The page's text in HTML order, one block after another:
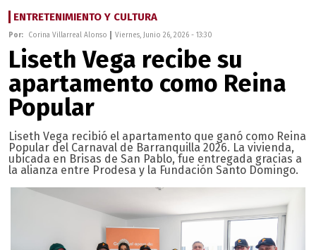
ENTRETENIMIENTO Y CULTURA
Por: Corina Villarreal Alonso Viernes, Junio 26, 2026 - 13:30
Liseth Vega recibe su
apartamento como Reina
Popular
Liseth Vega recibió el apartamento que ganó como Reina
Popular del Carnaval de Barranquilla 2026. La vivienda,
ubicada en Brisas de San Pablo, fue entregada gracias a
la alianza entre Prodesa y la Fundación Santo Domingo.